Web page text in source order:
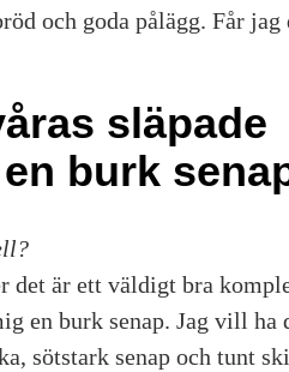
och goda pålägg. Får jag
släpade
burk
det är ett väldigt bra
en burk senap. Jag vill ha
sötstark senap och tunt